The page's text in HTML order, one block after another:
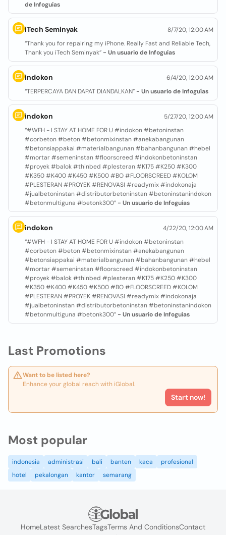
de Infoguías
iTech Seminyak
8/7/20, 12:00 AM
“Thank you for repairing my iPhone. Really Fast and Reliable Tech,
Thank you iTech Seminyak” - Un usuario de Infoguías
indokon
6/4/20, 12:00 AM
“TERPERCAYA DAN DAPAT DIANDALKAN” - Un usuario de Infoguías
indokon
5/27/20, 12:00 AM
“#WFH - I STAY AT HOME FOR U #indokon #betoninstan
#corbeton #beton #betonmixinstan #anekabangunan
#betonsiappakai #materialbangunan #bahanbangunan #hebel
#mortar #semeninstan #floorscreed #indokonbetoninstan
#proyek #balok #thinbed #plesteran #K175 #K250 #K300
#K350 #K400 #K450 #K500 #BO #FLOORSCREED #KOLOM
#PLESTERAN #PROYEK #RENOVASI #readymix #indokonaja
#jualbetoninstan #distributorbetoninstan #betoninstanindokon
#betonmultiguna #betonk300” - Un usuario de Infoguías
indokon
4/22/20, 12:00 AM
“#WFH - I STAY AT HOME FOR U #indokon #betoninstan
#corbeton #beton #betonmixinstan #anekabangunan
#betonsiappakai #materialbangunan #bahanbangunan #hebel
#mortar #semeninstan #floorscreed #indokonbetoninstan
#proyek #balok #thinbed #plesteran #K175 #K250 #K300
#K350 #K400 #K450 #K500 #BO #FLOORSCREED #KOLOM
#PLESTERAN #PROYEK #RENOVASI #readymix #indokonaja
#jualbetoninstan #distributorbetoninstan #betoninstanindokon
#betonmultiguna #betonk300” - Un usuario de Infoguías
Last Promotions
Want to be listed here?
Enhance your global reach with iGlobal.
Start now!
Most popular
indonesia administrasi bali banten kaca
profesional
hotel
pekalongan kantor semarang
HomeLatest SearchesTagsTerms And ConditionsContact